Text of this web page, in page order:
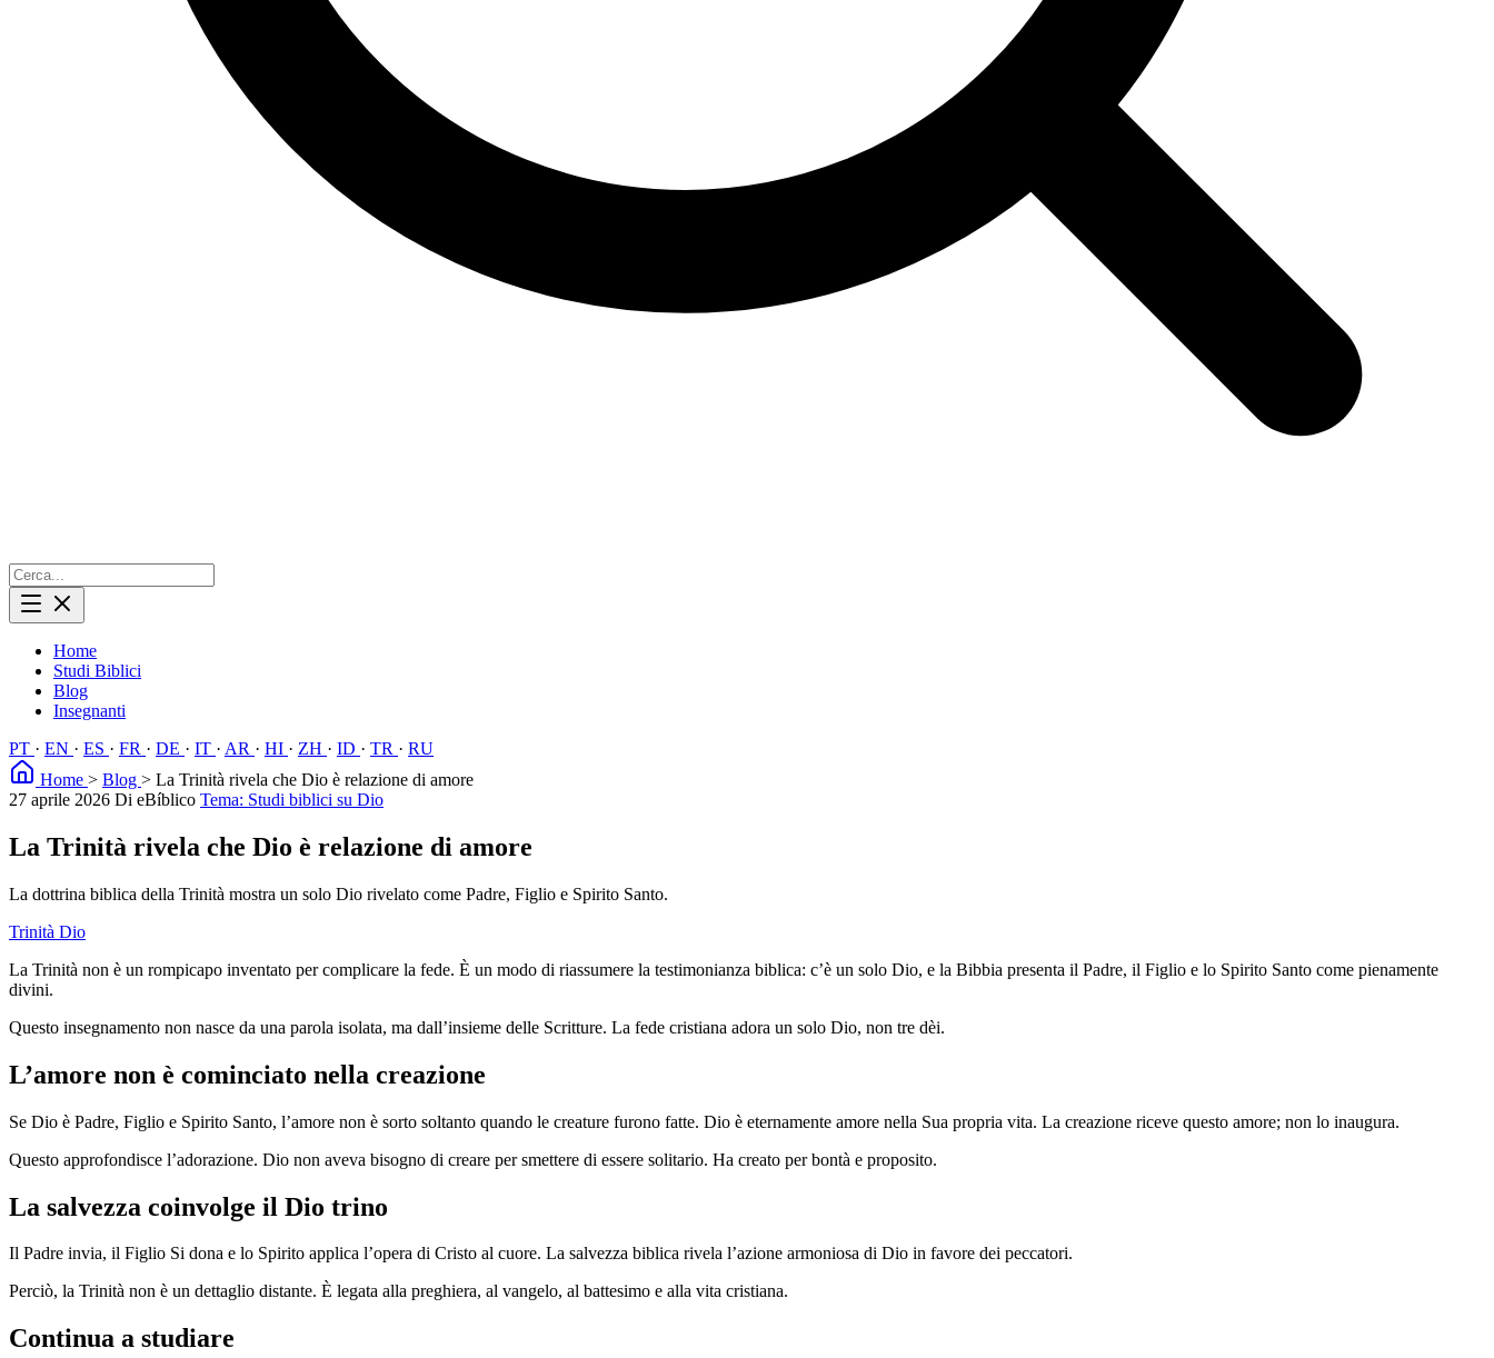
Home
Studi Biblici
Blog
Insegnanti
PT · EN · ES · FR · DE · IT · AR · HI · ZH · ID · TR · RU
Home > Blog > La Trinità rivela che Dio è relazione di amore
27 aprile 2026 Di eBíblico Tema: Studi biblici su Dio
La Trinità rivela che Dio è relazione di amore
La dottrina biblica della Trinità mostra un solo Dio rivelato come Padre, Figlio e Spirito Santo.
Trinità Dio
La Trinità non è un rompicapo inventato per complicare la fede. È un modo di riassumere la testimonianza biblica: c’è un solo Dio, e la Bibbia presenta il Padre, il Figlio e lo Spirito Santo come pienamente
divini.
Questo insegnamento non nasce da una parola isolata, ma dall’insieme delle Scritture. La fede cristiana adora un solo Dio, non tre dèi.
L’amore non è cominciato nella creazione
Se Dio è Padre, Figlio e Spirito Santo, l’amore non è sorto soltanto quando le creature furono fatte. Dio è eternamente amore nella Sua propria vita. La creazione riceve questo amore; non lo inaugura.
Questo approfondisce l’adorazione. Dio non aveva bisogno di creare per smettere di essere solitario. Ha creato per bontà e proposito.
La salvezza coinvolge il Dio trino
Il Padre invia, il Figlio Si dona e lo Spirito applica l’opera di Cristo al cuore. La salvezza biblica rivela l’azione armoniosa di Dio in favore dei peccatori.
Perciò, la Trinità non è un dettaglio distante. È legata alla preghiera, al vangelo, al battesimo e alla vita cristiana.
Continua a studiare